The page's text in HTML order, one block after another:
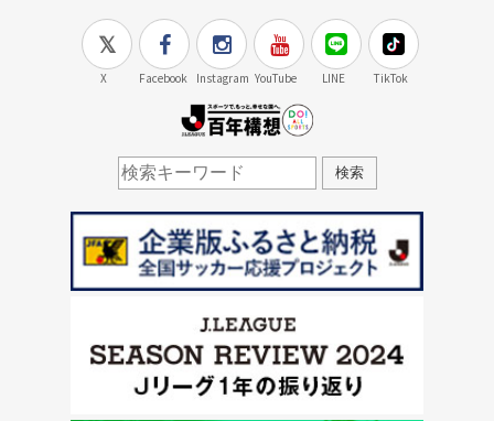
X Facebook Instagram YouTube LINE TikTok
検索